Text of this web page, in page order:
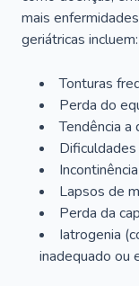
mais
geriátricas incluem:
Tonturas
Perda do
Tendência a
Dificuldades
Lapsos de
Perda da
Iatrogenia
inadequado ou